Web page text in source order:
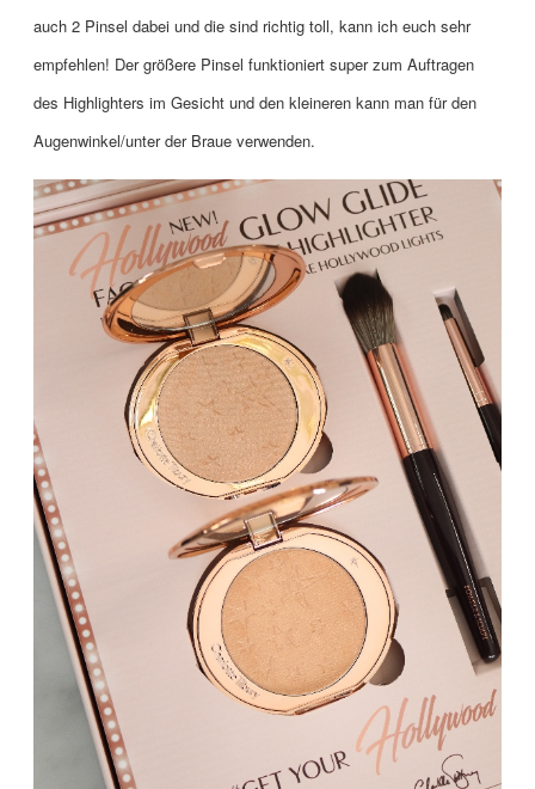
auch 2 Pinsel dabei und die sind richtig toll, kann ich euch sehr
empfehlen! Der größere Pinsel funktioniert super zum Auftragen
des Highlighters im Gesicht und den kleineren kann man für den
Augenwinkel/unter der Braue verwenden.